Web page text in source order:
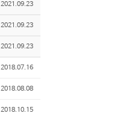
2021.09.23
2021.09.23
2021.09.23
2018.07.16
2018.08.08
2018.10.15